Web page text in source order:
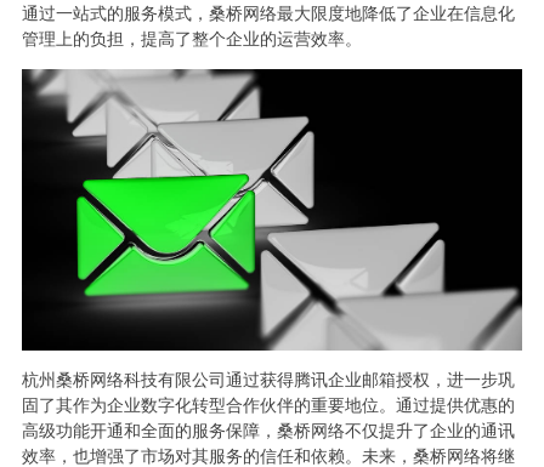
通过一站式的服务模式，桑桥网络最大限度地降低了企业在信息化
管理上的负担，提高了整个企业的运营效率。
杭州桑桥网络科技有限公司通过获得腾讯企业邮箱授权，进一步巩
固了其作为企业数字化转型合作伙伴的重要地位。通过提供优惠的
高级功能开通和全面的服务保障，桑桥网络不仅提升了企业的通讯
效率，也增强了市场对其服务的信任和依赖。未来，桑桥网络将继